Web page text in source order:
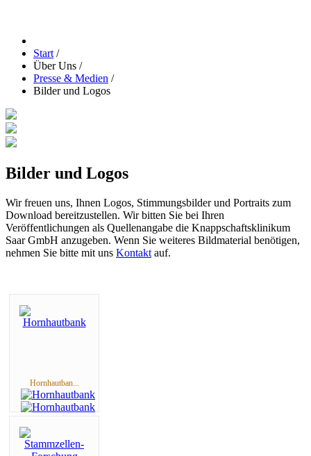
Start /
Über Uns /
Presse & Medien /
Bilder und Logos
Bilder und Logos
Wir freuen uns, Ihnen Logos, Stimmungsbilder und Portraits zum
Download bereitzustellen. Wir bitten Sie bei Ihren
Veröffentlichungen als Quellenangabe die Knappschaftsklinikum
Saar GmbH anzugeben. Wenn Sie weiteres Bildmaterial benötigen,
nehmen Sie bitte mit uns Kontakt auf.
Hornhautban...